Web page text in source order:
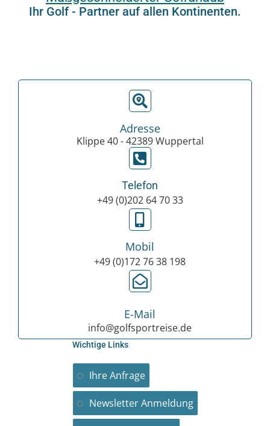
Ihr Golf - Partner auf allen Kontinenten.
Adresse
Klippe 40 - 42389 Wuppertal
Telefon
+49 (0)202 64 70 33
Mobil
+49 (0)172 76 38 198
E-Mail
info@golfsportreise.de
Wichtige Links
Ihre Anfrage
Newsletter Anmeldung